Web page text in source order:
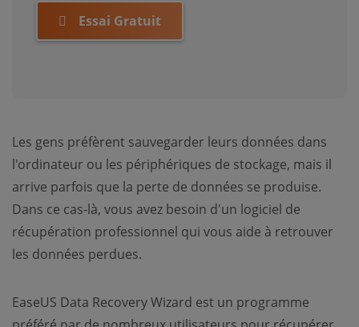
Essai Gratuit
Les gens préfèrent sauvegarder leurs données dans
l'ordinateur ou les périphériques de stockage, mais il
arrive parfois que la perte de données se produise.
Dans ce cas-là, vous avez besoin d'un logiciel de
récupération professionnel qui vous aide à retrouver
les données perdues.
EaseUS Data Recovery Wizard est un programme